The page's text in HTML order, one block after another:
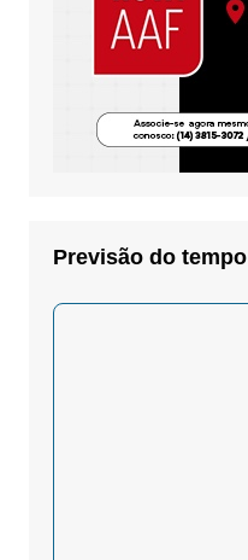
Previsão do tempo